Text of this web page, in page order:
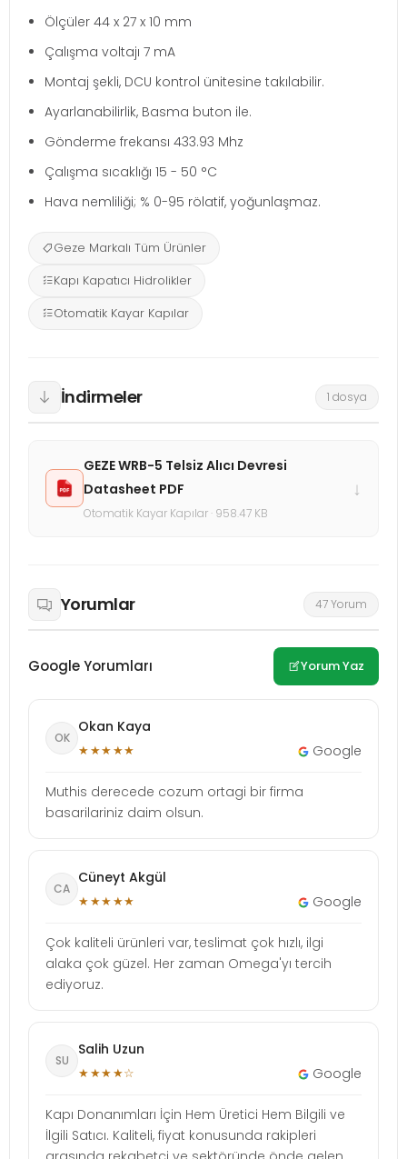
Ölçüler 44 x 27 x 10 mm
Çalışma voltajı 7 mA
Montaj şekli, DCU kontrol ünitesine takılabilir.
Ayarlanabilirlik, Basma buton ile.
Gönderme frekansı 433.93 Mhz
Çalışma sıcaklığı 15 - 50 °C
Hava nemliliği; % 0-95 rölatif, yoğunlaşmaz.
Geze Markalı Tüm Ürünler
Kapı Kapatıcı Hidrolikler
Otomatik Kayar Kapılar
İndirmeler 1 dosya
GEZE WRB-5 Telsiz Alıcı Devresi
Datasheet PDF
Otomatik Kayar Kapılar · 958.47 KB
↓
Yorumlar 47 Yorum
Google Yorumları Yorum Yaz
OK
Okan Kaya
★★★★★ Google
Muthis derecede cozum ortagi bir firma
basarilariniz daim olsun.
CA
Cüneyt Akgül
★★★★★ Google
Çok kaliteli ürünleri var, teslimat çok hızlı, ilgi
alaka çok güzel. Her zaman Omega'yı tercih
ediyoruz.
SU
Salih Uzun
★★★★☆ Google
Kapı Donanımları İçin Hem Üretici Hem Bilgili ve
İlgili Satıcı. Kaliteli, fiyat konusunda rakipleri